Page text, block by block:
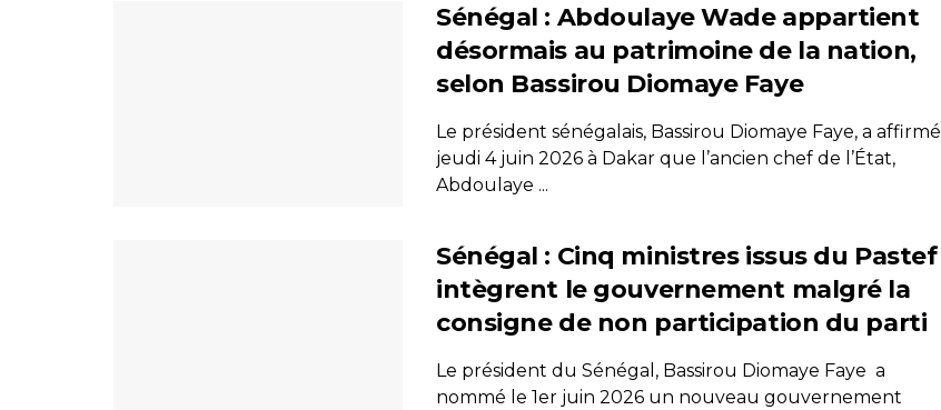
Sénégal : Abdoulaye Wade appartient
désormais au patrimoine de la nation,
selon Bassirou Diomaye Faye
Le président sénégalais, Bassirou Diomaye Faye, a affirmé
jeudi 4 juin 2026 à Dakar que l’ancien chef de l’État,
Abdoulaye ...
Sénégal : Cinq ministres issus du Pastef
intègrent le gouvernement malgré la
consigne de non participation du parti
Le président du Sénégal, Bassirou Diomaye Faye a
nommé le 1er juin 2026 un nouveau gouvernement